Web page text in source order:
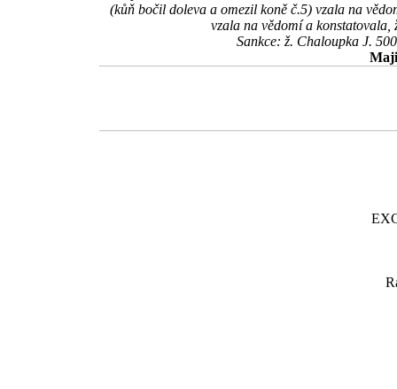
(kůň bočil doleva a omezil koně č.5) vzala na
vzala na vědomí a konstatovala,
Sankce: ž. Chaloupka J.